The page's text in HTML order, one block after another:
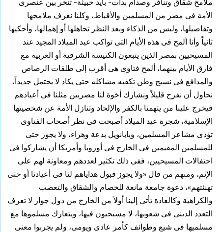
ملامح شقاق وتنافر وصدام بدأت- بأيد خبيثة- تنخر بين عنصرى
الأمة فى مصر من المسلمين والأقباط، وكلنا نعرف ملامحها
وتفاصيلها، وليس من الذكاء وبعد النظر تجاهلها أو إهمالها، وأحكيها
ثانياً وأنا ألمح فى هذه الأيام التى تواكب عيد الميلاد المجيد عند
المسيحيين بمصر الذين يتبعون الكنيسة الشرقية أو الغربية مع
فارق الأيام بينهما، ألمح فتاوى هى أقرب إلى طلقات الرصاص
والمدافع فى نسيج وطن تكفيه مشاكله حتى يكاد لا يحتمل جديداً،
نحاول أن نفرح قليلاً ونشارك أخوة لنا مصريين مثلنا فى أعيادهم
فيخرج علينا من يتهمنا بالكفر والإلحاد وتنازل الأمة عن شخصيتها
الإسلامية، شجرة عيد الميلاد أصبحت فى نظر أصحاب الفتاوى
تؤذى مشاعر المسلمين، وبابانويل بدعة وهراء، ولا يجوز حتى
للمسلمين المقيمين فى الخارج فى أوروبا وأمريكا أن يشاركوا فى
احتفالات المسيحيين، ففى ذلك تكثير لعددهم ومعاونة لهم على
الإثم، ومنهم من قال «ولا يجوز قبول هداياهم لنا فى أعيادنا أو حتى
تهنئتهم»، دعوة جامعة مانعة للخصام والشقاق والتعصب
والكراهية وكالعادة تأتى إلينا أولاً من الخارج من دول جوار لا تعرف
التعدد الدينى فى شعوبها، لا مسيحيون فيها، ويتعارك مسلموها مع
مسلميها فى شيع وطوائف كأمر عادى ويومى، ولم يجربوا معنى